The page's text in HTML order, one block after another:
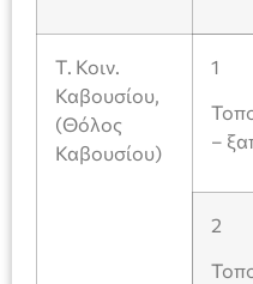
Τ. Κοιν.
Καβουσίου,
(Θόλος
Καβουσίου)
1
–
2